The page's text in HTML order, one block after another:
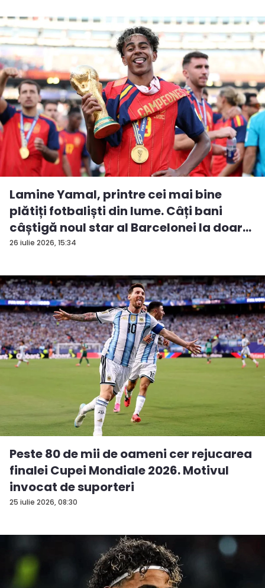
26 iulie 2026, 15:34
Lamine Yamal, printre cei mai bine
plătiți fotbaliști din lume. Câți bani
câștigă noul star al Barcelonei la doar...
25 iulie 2026, 08:30
Peste 80 de mii de oameni cer rejucarea
finalei Cupei Mondiale 2026. Motivul
invocat de suporteri